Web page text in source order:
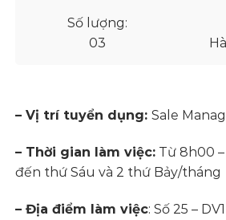
Số lượng:
03
– Vị trí tuyển dụng:Sale
– Thời gian làm việc: Từ 8h00
đến thứ Sáu và 2 thứ Bảy/tháng
– Địa điểm làm việc: Số 25 –